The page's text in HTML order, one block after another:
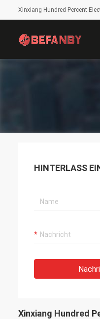
Xinxiang Hundred Percent
HINTERLASS
Xinxiang Hundred